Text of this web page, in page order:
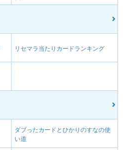
リセマラ当たりカードランキング
ダブったカードとひかりのすなの使
い道